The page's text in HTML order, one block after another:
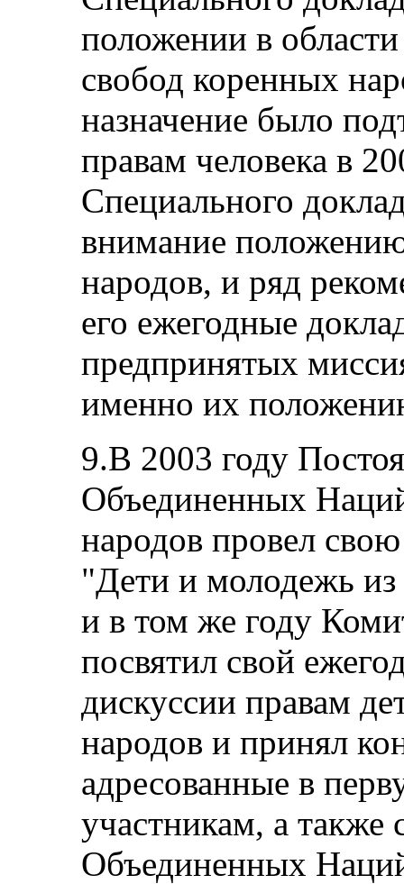
положении в
свобод коренных
назначение было
правам человека в
Специального
внимание
народов, и ряд
его ежегодные
предпринятых
именно их
9.В 2003 году
Объединенных
народов провел
"Дети и молодежь
и в том же году
посвятил свой
дискуссии правам
народов и принял
адресованные в
участникам, а также
Объединенных